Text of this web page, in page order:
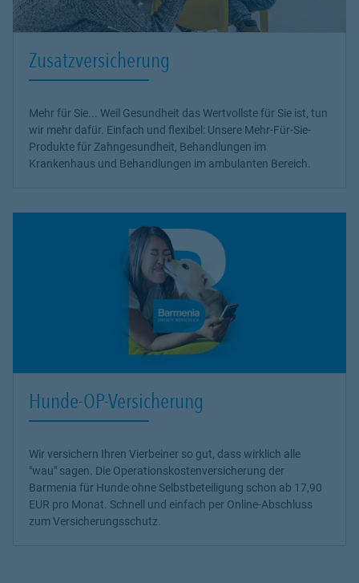
Zusatzversicherung
Mehr für Sie... Weil Gesundheit das Wertvollste für Sie ist, tun
wir mehr dafür. Einfach und flexibel: Unsere Mehr-Für-Sie-
Produkte für Zahngesundheit, Behandlungen im
Krankenhaus und Behandlungen im ambulanten Bereich.
Hunde-OP-Versicherung
Wir versichern Ihren Vierbeiner so gut, dass wirklich alle
"wau" sagen. Die Operationskostenversicherung der
Barmenia für Hunde ohne Selbstbeteiligung schon ab 17,90
EUR pro Monat. Schnell und einfach per Online-Abschluss
zum Versicherungsschutz.